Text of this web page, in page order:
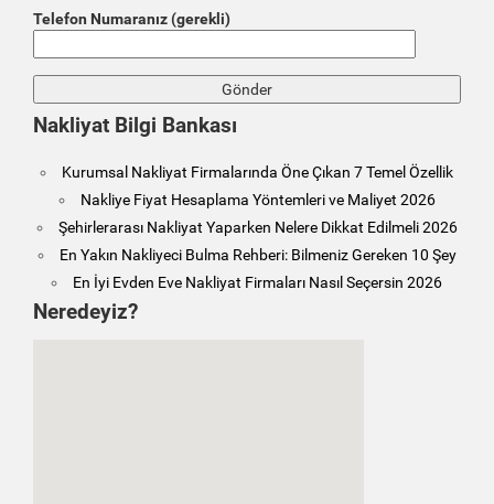
Telefon Numaranız (gerekli)
Nakliyat Bilgi Bankası
Kurumsal Nakliyat Firmalarında Öne Çıkan 7 Temel Özellik
Nakliye Fiyat Hesaplama Yöntemleri ve Maliyet 2026
Şehirlerarası Nakliyat Yaparken Nelere Dikkat Edilmeli 2026
En Yakın Nakliyeci Bulma Rehberi: Bilmeniz Gereken 10 Şey
En İyi Evden Eve Nakliyat Firmaları Nasıl Seçersin 2026
Neredeyiz?